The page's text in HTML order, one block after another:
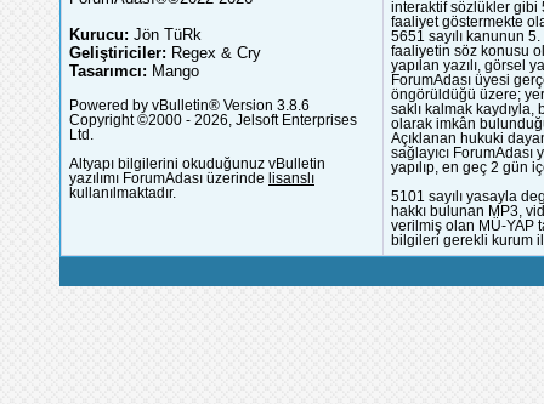
Kurucu: Jön TüRk
Geliştiriciler: Regex & Cry
Tasarımcı: Mango
Powered by vBulletin® Version 3.8.6
Copyright ©2000 - 2026, Jelsoft Enterprises
Ltd.
Altyapı bilgilerini okuduğunuz vBulletin
yazılımı ForumAdası üzerinde lisanslı
kullanılmaktadır.
interaktif sözlükler gibi
faaliyet göstermekte
5651 sayılı kanunun
faaliyetin söz konusu
yapılan yazılı, görsel
ForumAdası üyesi
öngörüldüğü üzere;
saklı kalmak
olarak imkân
Açıklanan hukuki
sağlayıcı
yapılıp, en geç 2 gün
5101 sayılı yasayla
hakkı bulunan MP3,
verilmiş olan MÜ-YAP
bilgileri gerekli kurum